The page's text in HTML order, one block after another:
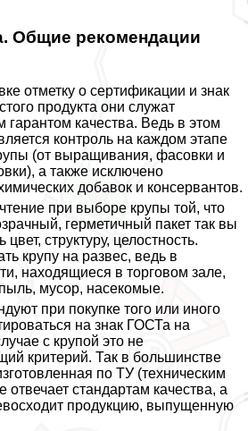
Общие рекомендации
отметку о сертификации и знак
продукта они служат
гарантом качества. Ведь в этом
контроль на каждом этапе
(от выращивания, фасовки и
а также исключено
добавок и консервантов.
при выборе крупы той, что
герметичный пакет так вы
структуру, целостность.
крупу на развес, ведь в
находящиеся в торговом зале,
мусор, насекомые.
при покупке того или иного
на знак ГОСТа на
с крупой это не
критерий. Так в большинстве
по ТУ (техническим
отвечает стандартам качества, а
продукцию, выпущенную